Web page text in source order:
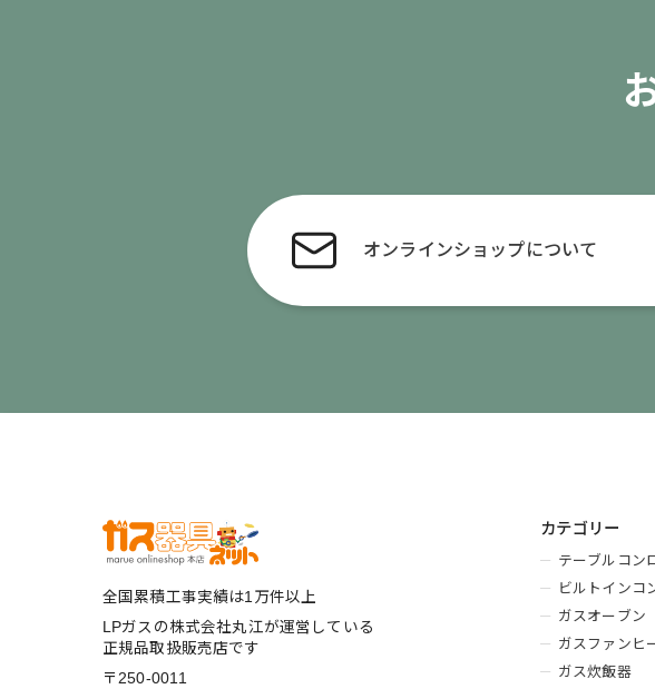
オンラインショップについて
全国累積工事実績は1万件以上
LPガスの株式会社丸江が運営している
正規品取扱販売店です
〒250-0011
カテゴリー
テーブルコン
ビルトインコ
ガスオーブン
ガスファンヒ
ガス炊飯器